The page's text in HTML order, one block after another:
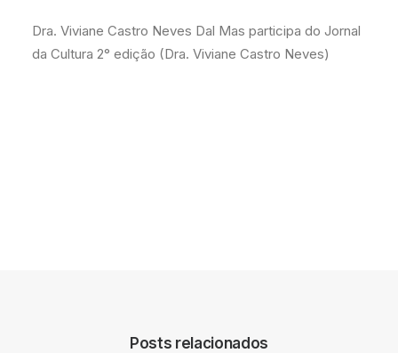
Dra. Viviane Castro Neves Dal Mas participa do Jornal
da Cultura 2° edição (Dra. Viviane Castro Neves)
Posts relacionados